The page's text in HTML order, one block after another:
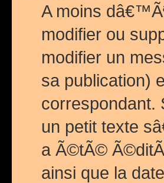
A moins
modifier ou
modifier un
sa publication)
un petit texte
a Ã©tÃ©
ainsi que la